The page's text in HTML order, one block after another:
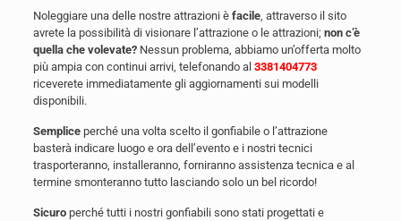
Noleggiare una delle nostre attrazioni è facile, attraverso il sito
avrete la possibilità di visionare l’attrazione o le attrazioni; non c’è
quella che volevate?Nessun problema, abbiamo un’offerta molto
più ampia con continui arrivi, telefonando al 3381404773
riceverete immediatamente gli aggiornamenti sui modelli
disponibili.
Sempliceperché una volta scelto il gonfiabile o l’attrazione
basterà indicare luogo e ora dell’evento e i nostri tecnici
trasporteranno, installeranno, forniranno assistenza tecnica e al
termine smonteranno tutto lasciando solo un bel ricordo!
Sicuroperché tutti i nostri gonfiabili sono stati progettati e